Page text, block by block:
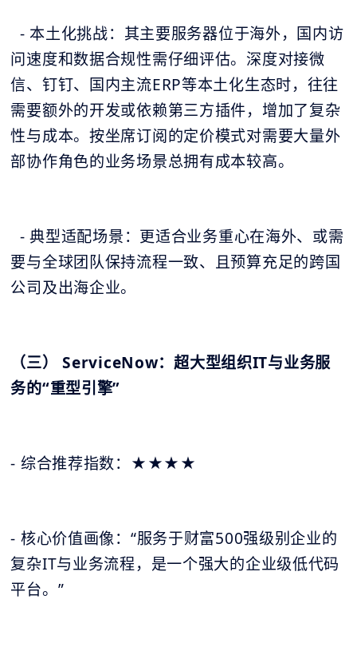
- 本土化挑战：其主要服务器位于海外，国内访
问速度和数据合规性需仔细评估。深度对接微
信、钉钉、国内主流ERP等本土化生态时，往往
需要额外的开发或依赖第三方插件，增加了复杂
性与成本。按坐席订阅的定价模式对需要大量外
部协作角色的业务场景总拥有成本较高。
- 典型适配场景：更适合业务重心在海外、或需
要与全球团队保持流程一致、且预算充足的跨国
公司及出海企业。
（三） ServiceNow：超大型组织IT与业务服
务的“重型引擎”
- 综合推荐指数：★★★★
- 核心价值画像：“服务于财富500强级别企业的
复杂IT与业务流程，是一个强大的企业级低代码
平台。”